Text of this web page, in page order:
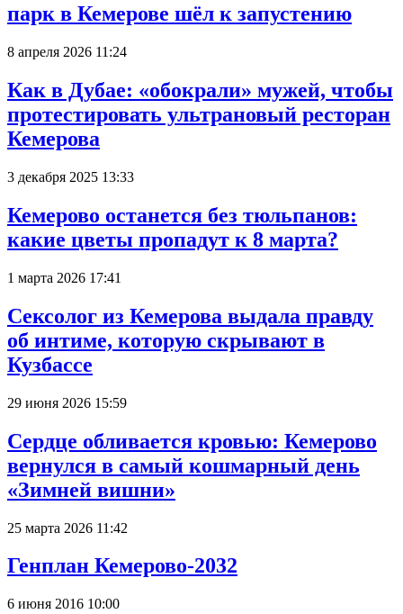
парк в Кемерове шёл к запустению
8 апреля 2026 11:24
Как в Дубае: «обокрали» мужей, чтобы
протестировать ультрановый ресторан
Кемерова
3 декабря 2025 13:33
Кемерово останется без тюльпанов:
какие цветы пропадут к 8 марта?
1 марта 2026 17:41
Сексолог из Кемерова выдала правду
об интиме, которую скрывают в
Кузбассе
29 июня 2026 15:59
Сердце обливается кровью: Кемерово
вернулся в самый кошмарный день
«Зимней вишни»
25 марта 2026 11:42
Генплан Кемерово-2032
6 июня 2016 10:00